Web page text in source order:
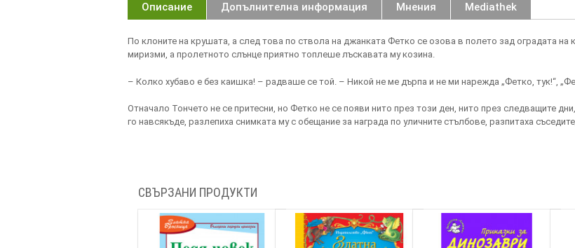
Описание Допълнителна информация Мнения Mediathek
По клоните на крушата, а след това по ствола на джанката Фетко се озова в полето зад оградата
миризми, а пролетното слънце приятно топлеше лъскавата му козина.
– Колко хубаво е без каишка! – радваше се той. – Никой не ме дърпа и не ми нарежда „Фетко, тук!“,
Отначало Тончето не се притесни, но Фетко не се появи нито през този ден, нито през следващите
го навсякъде, разлепиха снимката му с обещание за награда по уличните стълбове, разпитаха
СВЪРЗАНИ ПРОДУКТИ